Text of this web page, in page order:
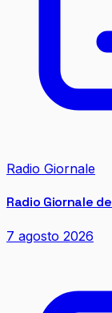
Radio Giornale
Radio Giornale
7 agosto 2026